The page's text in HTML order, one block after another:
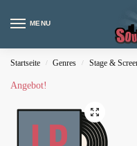
MENU
Startseite / Genres / Stage &
Angebot!